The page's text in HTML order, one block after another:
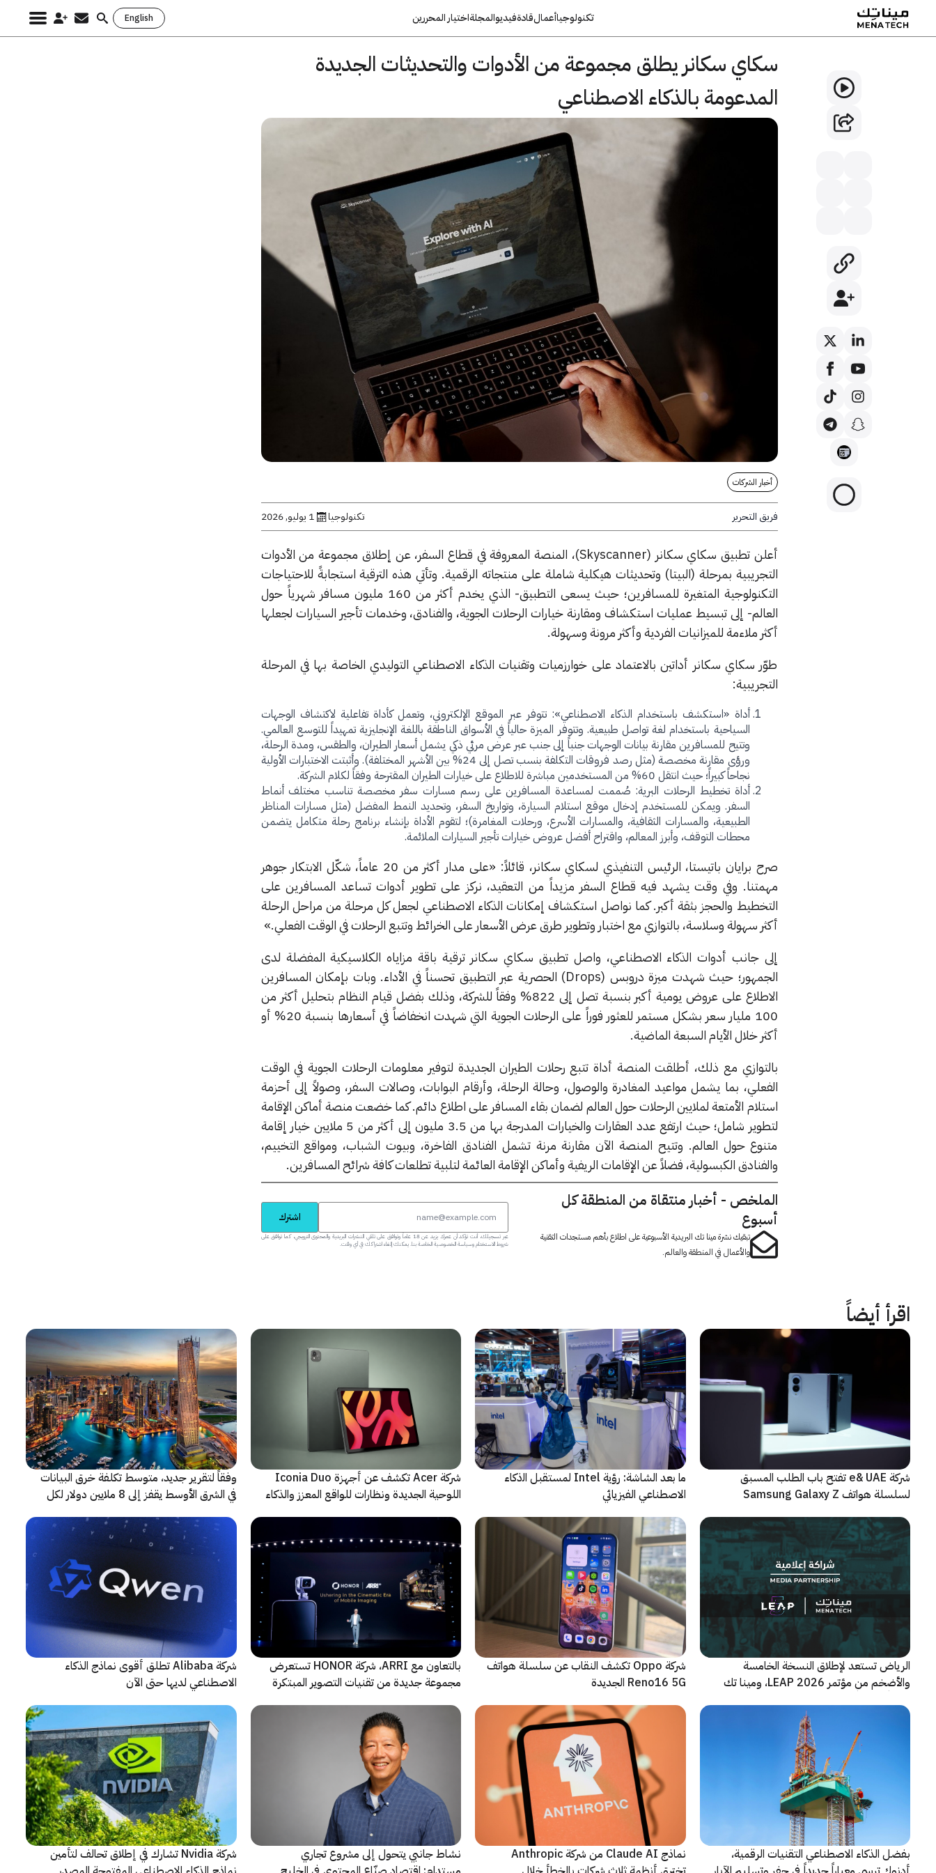
تكنولوجياأعمالقادةفيديوالمجلةاختيار المحررين English
Search
سكاي سكانر يطلق مجموعة من الأدوات والتحديثات الجديدة
المدعومة بالذكاء الاصطناعي
أخبار الشركات
فريق التحرير تكنولوجيا 1 يوليو, 2026
أعلن تطبيق سكاي سكانر (Skyscanner)، المنصة المعروفة في قطاع السفر، عن إطلاق مجموعة من الأدوات
التجريبية بمرحلة (البيتا) وتحديثات هيكلية شاملة على منتجاته الرقمية. وتأتي هذه الترقية استجابةً للاحتياجات
التكنولوجية المتغيرة للمسافرين؛ حيث يسعى التطبيق- الذي يخدم أكثر من 160 مليون مسافر شهرياً حول
العالم- إلى تبسيط عمليات استكشاف ومقارنة خيارات الرحلات الجوية، والفنادق، وخدمات تأجير السيارات لجعلها
أكثر ملاءمة للميزانيات الفردية وأكثر مرونة وسهولة.
طوّر سكاي سكانر أداتين بالاعتماد على خوارزميات وتقنيات الذكاء الاصطناعي التوليدي الخاصة بها في المرحلة
التجريبية:
أداة «استكشف باستخدام الذكاء الاصطناعي»: تتوفر عبر الموقع الإلكتروني، وتعمل كأداة تفاعلية لاكتشاف الوجهات
السياحية باستخدام لغة تواصل طبيعية. وتتوفر الميزة حالياً في الأسواق الناطقة باللغة الإنجليزية تمهيداً للتوسع العالمي.
وتتيح للمسافرين مقارنة بيانات الوجهات جنباً إلى جنب عبر عرض مرئي ذكي يشمل أسعار الطيران، والطقس، ومدة الرحلة،
ورؤى مقارنة مخصصة (مثل رصد فروقات التكلفة بنسب تصل إلى 24% بين الأشهر المختلفة). وأثبتت الاختبارات الأولية
نجاحاً كبيراً؛ حيث انتقل 60% من المستخدمين مباشرة للاطلاع على خيارات الطيران المقترحة وفقاً لكلام الشركة.
أداة تخطيط الرحلات البرية: صُممت لمساعدة المسافرين على رسم مسارات سفر مخصصة تناسب مختلف أنماط
السفر. ويمكن للمستخدم إدخال موقع استلام السيارة، وتواريخ السفر، وتحديد النمط المفضل (مثل مسارات المناظر
الطبيعية، والمسارات الثقافية، والمسارات الأسرع، ورحلات المغامرة)؛ لتقوم الأداة بإنشاء برنامج رحلة متكامل يتضمن
محطات التوقف، وأبرز المعالم، واقتراح أفضل عروض خيارات تأجير السيارات الملائمة.
صرح برايان باتيستا، الرئيس التنفيذي لسكاي سكانر، قائلاً: «على مدار أكثر من 20 عاماً، شكّل الابتكار جوهر
مهمتنا. وفي وقت يشهد فيه قطاع السفر مزيداً من التعقيد، نركز على تطوير أدوات تساعد المسافرين على
التخطيط والحجز بثقة أكبر. كما نواصل استكشاف إمكانات الذكاء الاصطناعي لجعل كل مرحلة من مراحل الرحلة
أكثر سهولة وسلاسة، بالتوازي مع اختبار وتطوير طرق عرض الأسعار على الخرائط وتتبع الرحلات في الوقت الفعلي.»
إلى جانب أدوات الذكاء الاصطناعي، واصل تطبيق سكاي سكانر ترقية باقة مزاياه الكلاسيكية المفضلة لدى
الجمهور؛ حيث شهدت ميزة دروبس (Drops) الحصرية عبر التطبيق تحسناً في الأداء. وبات بإمكان المسافرين
الاطلاع على عروض يومية أكبر بنسبة تصل إلى 822% وفقاً للشركة، وذلك بفضل قيام النظام بتحليل أكثر من
100 مليار سعر بشكل مستمر للعثور فوراً على الرحلات الجوية التي شهدت انخفاضاً في أسعارها بنسبة 20% أو
أكثر خلال الأيام السبعة الماضية.
بالتوازي مع ذلك، أطلقت المنصة أداة تتبع رحلات الطيران الجديدة لتوفير معلومات الرحلات الجوية في الوقت
الفعلي، بما يشمل مواعيد المغادرة والوصول، وحالة الرحلة، وأرقام البوابات، وصالات السفر، وصولاً إلى أحزمة
استلام الأمتعة لملايين الرحلات حول العالم لضمان بقاء المسافر على اطلاع دائم. كما خضعت منصة أماكن الإقامة
لتطوير شامل؛ حيث ارتفع عدد العقارات والخيارات المدرجة بها من 3.5 مليون إلى أكثر من 5 ملايين خيار إقامة
متنوع حول العالم. وتتيح المنصة الآن مقارنة مرنة تشمل الفنادق الفاخرة، وبيوت الشباب، ومواقع التخييم،
والفنادق الكبسولية، فضلاً عن الإقامات الريفية وأماكن الإقامة العائمة لتلبية تطلعات كافة شرائح المسافرين.
الملخص - أخبار منتقاة من المنطقة كل
أسبوع
تبقيك نشرة مينا تك البريدية الأسبوعية على اطلاع بأهم مستجدات التقنية
والأعمال في المنطقة والعالم.
اشترك
عبر تسجيلك، أنت تؤكد أن عمرك يزيد عن 18 عاماً وتوافق على تلقي النشرات البريدية والمحتوى الترويجي، كما توافق على
شروط الاستخدام وسياسة الخصوصية الخاصة بنا. يمكنك إلغاء اشتراكك في أي وقت.
اقرأ أيضاً
شركة e& UAE تفتح باب الطلب المسبق
لسلسلة هواتف Samsung Galaxy Z
ﻣا بعد الشاشة: رؤية Intel لمستقبل اﻟذﻛﺎء
الاصطناعي الفيزيائي
شركة Acer تكشف عن أجهزة Iconia Duo
اللوحية الجديدة ونظارات للواقع المعزز والذكاء
وفقاً لتقرير جديد، متوسط تكلفة خرق البيانات
في الشرق الأوسط يقفز إلى 8 ملايين دولار لكل
الرياض تستعد لإطلاق النسخة الخامسة
والأضخم من مؤتمر LEAP 2026، ومينا تك
شركة Oppo تكشف النقاب عن سلسلة هواتف
Reno16 5G الجديدة
بالتعاون مع ARRI، شركة HONOR تستعرض
مجموعة جديدة من تقنيات التصوير المبتكرة
شركة Alibaba تطلق أقوى نماذج الذكاء
الاصطناعي لديها حتى الآن
بفضل الذكاء الاصطناعي التقنيات الرقمية،
نماذج Claude AI من شركة Anthropic
نشاط جانبي يتحول إلى مشروع تجاري
شركة Nvidia تشارك في إطلاق تحالف لتأمين